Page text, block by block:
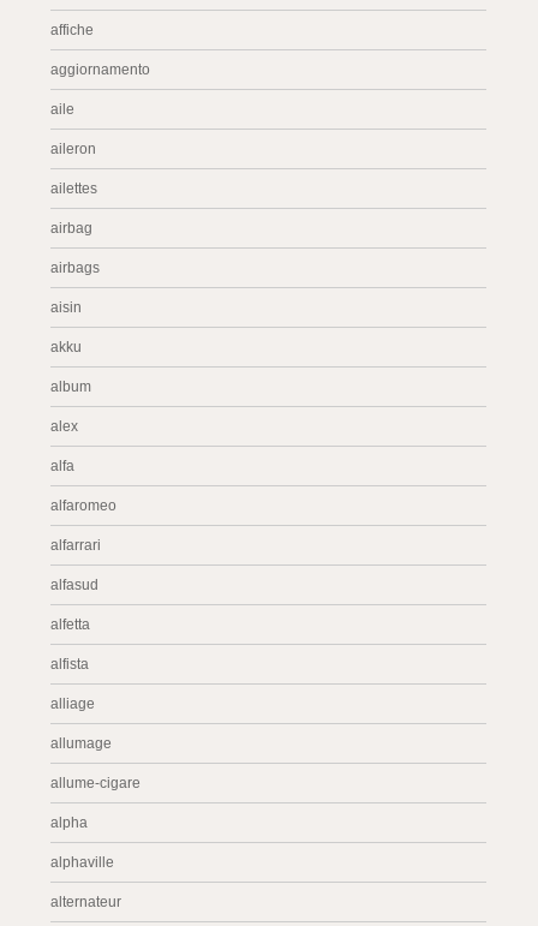
affiche
aggiornamento
aile
aileron
ailettes
airbag
airbags
aisin
akku
album
alex
alfa
alfaromeo
alfarrari
alfasud
alfetta
alfista
alliage
allumage
allume-cigare
alpha
alphaville
alternateur